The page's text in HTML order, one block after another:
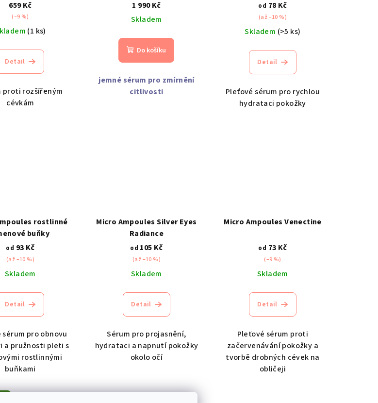
659 Kč
(–9 %)
(1 ks)
Detail
proti rozšířeným
cévkám
1 990 Kč
Skladem
Do košíku
jemné sérum pro zmírnění
citlivosti
od 78 Kč
(až –10 %)
Skladem (>5 ks)
Detail
Pleťové sérum pro rychlou
hydrataci pokožky
rostlinné
buňky
od 93 Kč
(až –10 %)
Skladem
Detail
sérum pro obnovu
a pružnosti pleti s
rostlinnými
buňkami
Micro Ampoules Silver Eyes
Radiance
od 105 Kč
(až –10 %)
Skladem
Detail
Sérum pro projasnění,
hydrataci a napnutí pokožky
okolo očí
Micro Ampoules Venectine
od 73 Kč
(–9 %)
Skladem
Detail
Pleťové sérum proti
začervenávání pokožky a
tvorbě drobných cévek na
obličeji